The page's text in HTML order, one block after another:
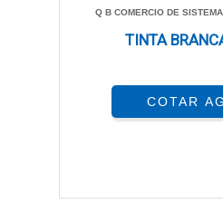
Q B COMERCIO DE
TINTA
COTAR